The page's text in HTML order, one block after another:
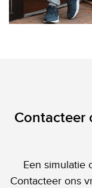
Contacteer
Een simulatie
Contacteer ons